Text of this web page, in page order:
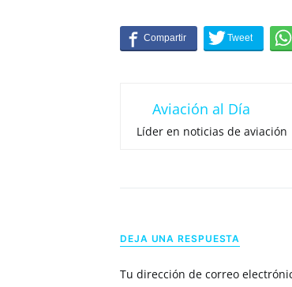
Aviación al Día
Líder en noticias de aviación
DEJA UNA RESPUESTA
Tu dirección de correo